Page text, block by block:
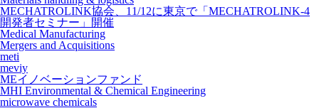
MECHATROLINK協会、11/12に東京で「MECHATROLINK-4
開発者セミナー」開催
Medical Manufacturing
Mergers and Acquisitions
meti
meviy
MEイノベーションファンド
MHI Environmental & Chemical Engineering
microwave chemicals